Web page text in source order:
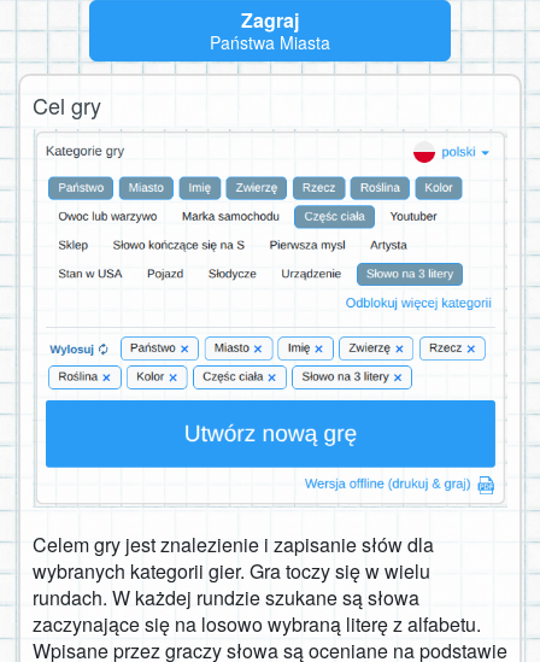
Zagraj
Państwa Miasta
Cel gry
Celem gry jest znalezienie i zapisanie słów dla
wybranych kategorii gier. Gra toczy się w wielu
rundach. W każdej rundzie szukane są słowa
zaczynające się na losowo wybraną literę z alfabetu.
Wpisane przez graczy słowa są oceniane na podstawie